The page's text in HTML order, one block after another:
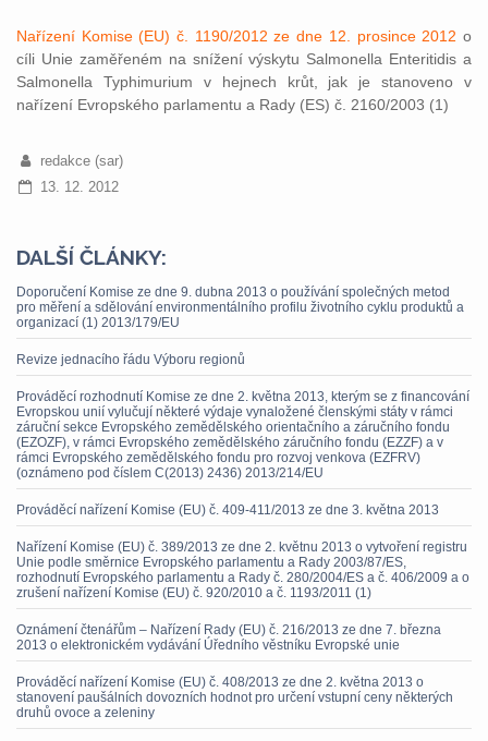
Nařízení Komise (EU) č. 1190/2012 ze dne 12. prosince 2012 o
cíli Unie zaměřeném na snížení výskytu Salmonella Enteritidis a
Salmonella Typhimurium v hejnech krůt, jak je stanoveno v
nařízení Evropského parlamentu a Rady (ES) č. 2160/2003 (1)
redakce (sar)
13. 12. 2012
DALŠÍ ČLÁNKY:
Doporučení Komise ze dne 9. dubna 2013 o používání společných metod
pro měření a sdělování environmentálního profilu životního cyklu produktů a
organizací (1) 2013/179/EU
Revize jednacího řádu Výboru regionů
Prováděcí rozhodnutí Komise ze dne 2. května 2013, kterým se z financování
Evropskou unií vylučují některé výdaje vynaložené členskými státy v rámci
záruční sekce Evropského zemědělského orientačního a záručního fondu
(EZOZF), v rámci Evropského zemědělského záručního fondu (EZZF) a v
rámci Evropského zemědělského fondu pro rozvoj venkova (EZFRV)
(oznámeno pod číslem C(2013) 2436) 2013/214/EU
Prováděcí nařízení Komise (EU) č. 409-411/2013 ze dne 3. května 2013
Nařízení Komise (EU) č. 389/2013 ze dne 2. květnu 2013 o vytvoření registru
Unie podle směrnice Evropského parlamentu a Rady 2003/87/ES,
rozhodnutí Evropského parlamentu a Rady č. 280/2004/ES a č. 406/2009 a o
zrušení nařízení Komise (EU) č. 920/2010 a č. 1193/2011 (1)
Oznámení čtenářům – Nařízení Rady (EU) č. 216/2013 ze dne 7. března
2013 o elektronickém vydávání Úředního věstníku Evropské unie
Prováděcí nařízení Komise (EU) č. 408/2013 ze dne 2. května 2013 o
stanovení paušálních dovozních hodnot pro určení vstupní ceny některých
druhů ovoce a zeleniny